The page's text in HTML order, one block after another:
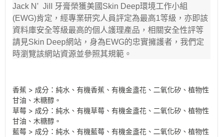
Jack N’ Jill 牙膏榮獲美國Skin Deep環境工作小組
(EWG)肯定，經專業研究人員評定為最高1等級，亦即該
資料庫安全等級最高的個人護理產品，相關安全性評等
請見Skin Deep網站 ，身為EWG的忠實擁護者，我們定
時瀏覽該網站資源並參照其規範。
香蕉 > 成分：純水、有機香蕉、有機金盞花、二氧化矽、植物性
甘油、木糖醇。
草莓 > 成分：純水、有機草莓、有機金盞花、二氧化矽、植物性
甘油、木糖醇。
藍莓 > 成分：純水、有機藍莓、有機金盞花、二氧化矽、植物性